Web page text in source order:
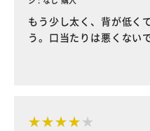
もう少し太く、背が低く
う。口当たりは悪くないで